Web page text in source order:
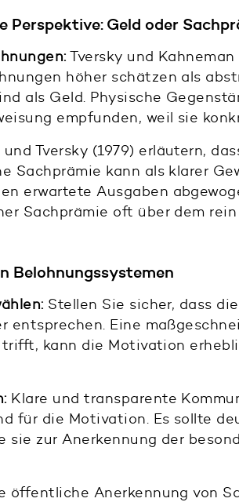
Geld oder
Tversky und
höher schätzen als
als Geld. Physische
empfunden, weil sie
Tversky (1979) erläutern,
Sachprämie kann als klarer
erwartete Ausgaben
Sachprämie oft über dem
Belohnungssystemen
Stellen Sie sicher, dass
entsprechen. Eine
kann die Motivation
Klare und transparente
für die Motivation. Es sollte
sie zur Anerkennung der
öffentliche Anerkennung von